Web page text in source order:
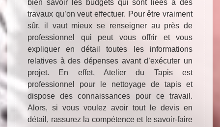
bien savoir les budgets qui sont liées à des
travaux qu’on veut effectuer. Pour être vraiment
sûr, il vaut mieux se renseigner au près de
professionnel qui peut vous offrir et vous
expliquer en détail toutes les informations
relatives à des dépenses avant d’exécuter un
projet. En effet, Atelier du Tapis est
professionnel pour le nettoyage de tapis et
dispose des connaissances pour ce travail.
Alors, si vous voulez avoir tout le devis en
détail, rassurez la compétence et le savoir-faire